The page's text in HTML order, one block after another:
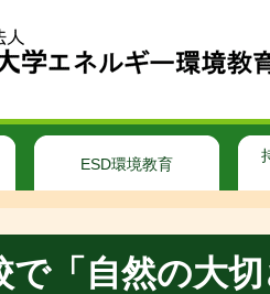
ESD環境教育
で「自然の大